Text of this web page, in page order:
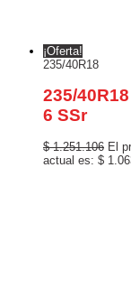
¡Oferta!
235/40R18
235/
6 SSr
$1.251.106 El
actual es: $